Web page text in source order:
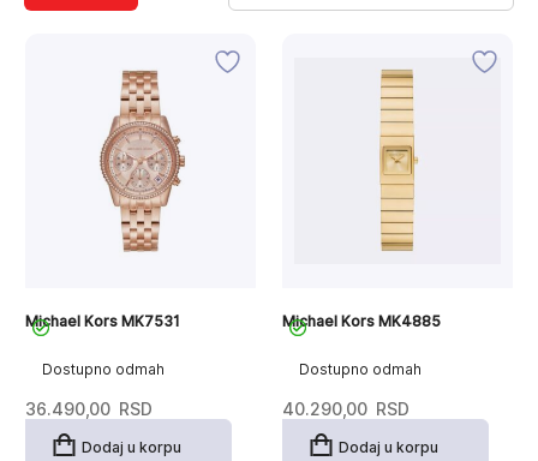
Dostupno odmah
Michael Kors MK7531
36.490,00 RSD
Dodaj u korpu
Dostupno odmah
Michael Kors MK4885
40.290,00 RSD
Dodaj u korpu